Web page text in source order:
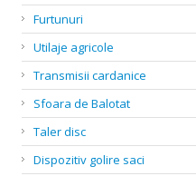
Furtunuri
Utilaje agricole
Transmisii cardanice
Sfoara de Balotat
Taler disc
Dispozitiv golire saci